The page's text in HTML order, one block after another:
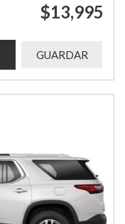
$13,995
GUARDAR